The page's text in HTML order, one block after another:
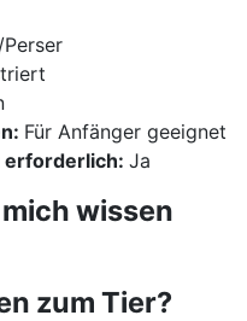
Für Anfänger geeignet
erforderlich: Ja
wissen
zum Tier?